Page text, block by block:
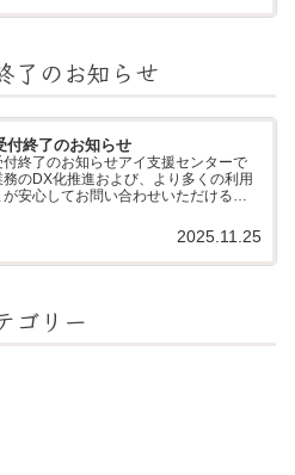
了のお知らせ
付終了のお知らせ
付終了のお知らせアイ支援センターで
務のDX化推進および、より多くの利用
が安心してお問い合わせいただける環
電システムへ移行いたしました。当セ
には「電話が苦手」「文字でや...
2025.11.25
ゴリー